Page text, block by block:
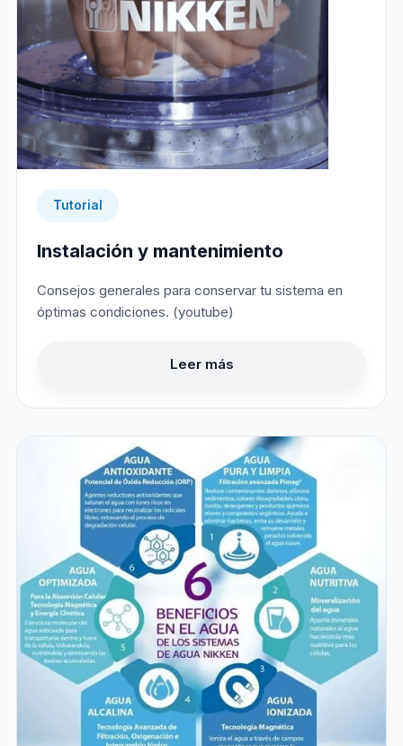
Tutorial
Instalación y mantenimiento
Consejos generales para conservar tu sistema en
óptimas condiciones. (youtube)
Leer más